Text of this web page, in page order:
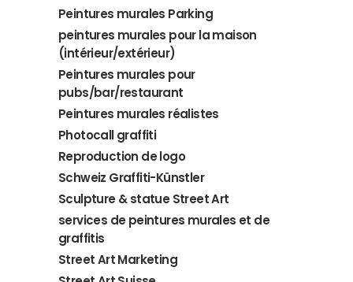
Peintures murales Parking
peintures murales pour la maison
(intérieur/extérieur)
Peintures murales pour
pubs/bar/restaurant
Peintures murales réalistes
Photocall graffiti
Reproduction de logo
Schweiz Graffiti-Künstler
Sculpture & statue Street Art
services de peintures murales et de
graffitis
Street Art Marketing